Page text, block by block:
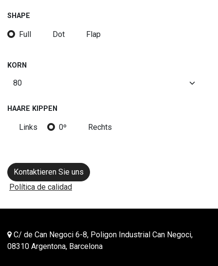
SHAPE
Full Dot Flap
KORN
HAARE KIPPEN
Links 0º Rechts
Kontaktieren Sie uns
Política de calidad
C/ de Can Negoci 6-8, Poligon Industrial Can Negoci,
08310 Argentona, Barcelona